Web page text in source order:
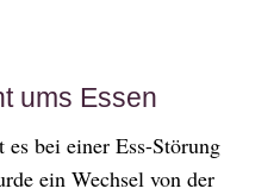
ums Essen
bei einer Ess-Störung
ein Wechsel von der